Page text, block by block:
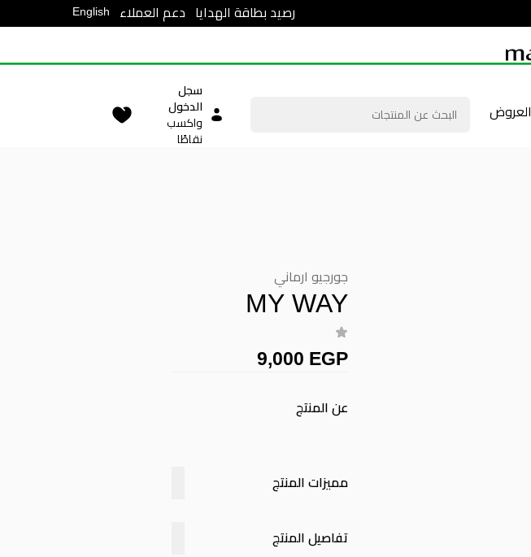
رصيد بطاقة الهدايا دعم العملاء English
العروض
سجل
الدخول
واكسب
نقاطًا
جورجيو ارماني
MY WAY
9,000 EGP
عن المنتج
مميزات المنتج
تفاصيل المنتج